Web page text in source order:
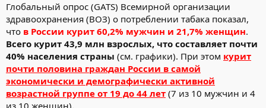
Глобальный опрос (GATS) Всемирной организации
здравоохранения (ВОЗ) о потреблении табака показал,
что в России курит 60,2% мужчин и 21,7% женщин.
Всего курит 43,9 млн взрослых, что составляет почти
40% населения страны (см. графики). При этом курит
почти половина граждан России в самой
экономически и демографически активной
возрастной группе от 19 до 44 лет (7 из 10 мужчин и 4